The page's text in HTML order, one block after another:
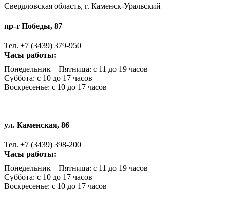
Свердловская область, г. Каменск-Уральский
пр-т Победы, 87
Тел. +7 (3439) 379-950
Часы работы:
Понедельник – Пятница: с 11 до 19 часов
Суббота: с 10 до 17 часов
Воскресенье: с 10 до 17 часов
ул. Каменская, 86
Тел. +7 (3439) 398-200
Часы работы:
Понедельник – Пятница: с 11 до 19 часов
Суббота: с 10 до 17 часов
Воскресенье: с 10 до 17 часов